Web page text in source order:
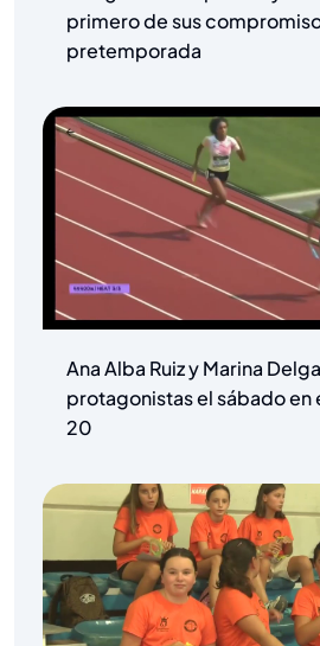
primero de sus
pretemporada
Ana Alba Ruiz y Marina
protagonistas el sábado en
20